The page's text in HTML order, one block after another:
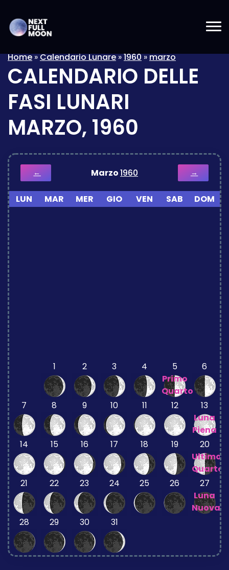
Home»Calendario Lunare»1960»marzo
CALENDARIO DELLE
FASI LUNARI
MARZO, 1960
← Marzo1960 →
LUN MAR MER GIO VEN SAB DOM
1 2 3 4
5
Primo
Quarto
6
7 8 9 10 11 12
13
Luna
Piena
14
15 16 17 18 19
20
Ultimo
Quarto
21
22 23 24 25 26
27
Luna
Nuova
28
29 30 31